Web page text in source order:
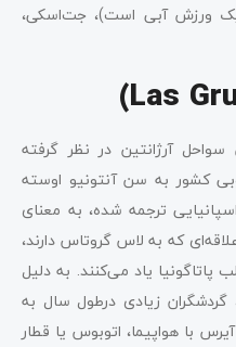
ورزش آبی است)، جت‌اسکی،
آرژانتین در نظر گرفته
کشور به سن آنتونیو اوسته
ترجمه شده، به معنای
که به لاس گروتاس دارند،
پاتاگونیا یاد می‌کنند. به دلیل
زیادی درطول سال به
با هواپیما، اتوبوس یا قطار